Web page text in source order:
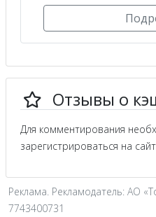
Отзывы о
Для комментирования
зарегистрироваться на
Реклама. Рекламодатель: АО
7743400731